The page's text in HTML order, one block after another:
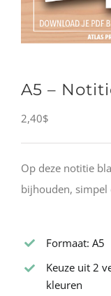
A5 –
2,40$
Op deze notitie
bijhouden, simpel
Formaat: A5
Keuze uit 2
kleuren